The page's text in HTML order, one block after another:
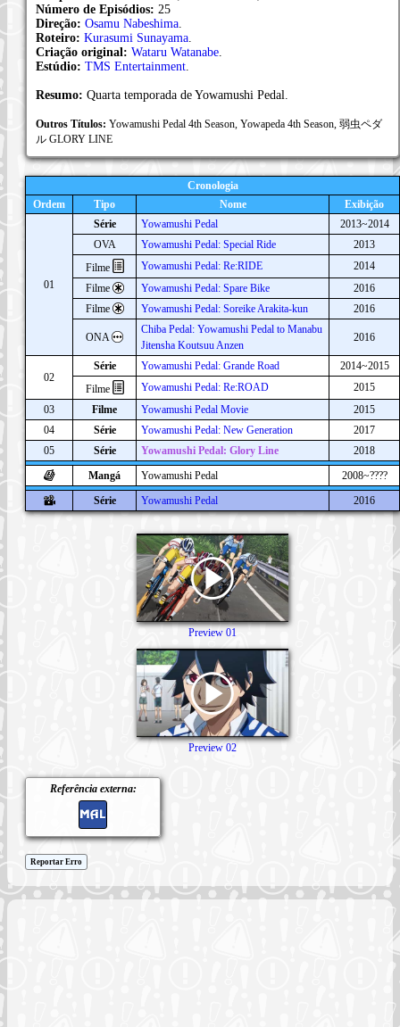
Número de Episódios: 25
Direção: Osamu Nabeshima
Roteiro: Kurasumi Sunayama
Criação original: Wataru Watanabe
Estúdio: TMS Entertainment
Resumo: Quarta temporada de Yowamushi Pedal.
Outros Títulos: Yowamushi Pedal 4th Season, Yowapeda 4th Season, 弱虫ペダ
ル GLORY LINE
Cronologia
Ordem
Tipo Nome Exibição
01
Série Yowamushi Pedal
2013~2014
OVA
Yowamushi Pedal: Special Ride
2013
Filme
Yowamushi Pedal: Re:RIDE
2014
Filme
Yowamushi Pedal: Spare Bike
2016
Filme
Yowamushi Pedal: Soreike Arakita-kun 2016
ONA
Chiba Pedal: Yowamushi Pedal to Manabu
Jitensha Koutsuu Anzen
2016
02
Série Yowamushi Pedal: Grande Road
2014~2015
Filme
Yowamushi Pedal: Re:ROAD
2015
03
Filme Yowamushi Pedal Movie
2015
04
Série Yowamushi Pedal: New Generation
2017
05
Série Yowamushi Pedal: Glory Line
2018
Mangá
Yowamushi Pedal
2008~????
Série
Yowamushi Pedal 2016
Referência externa:
Preview 01
Preview 02
Reportar Erro